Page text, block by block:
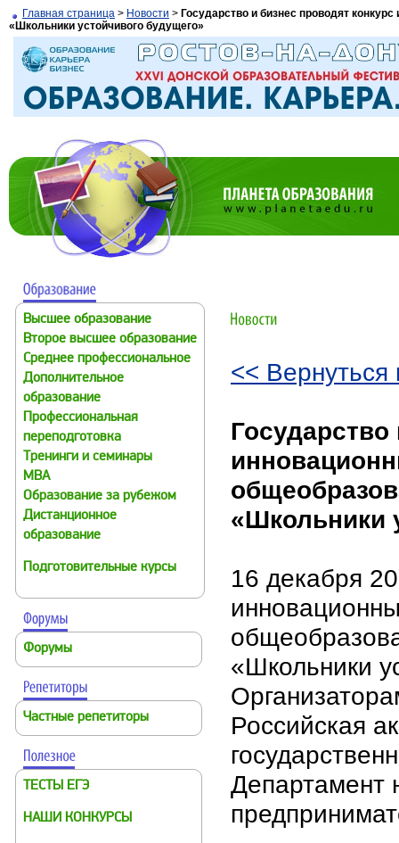
Главная страница > Новости > Государство и бизнес проводят
«Школьники устойчивого будущего»
Высшее образование
Второе высшее образование
Среднее профессиональное
Дополнительное
образование
Профессиональная
переподготовка
Тренинги и семинары
MBA
Образование за рубежом
Дистанционное
образование
Подготовительные курсы
Форумы
Частные репетиторы
ТЕСТЫ ЕГЭ
НАШИ КОНКУРСЫ
<< Вернуться
«Школьники
16 декабря
«Школьники
Российская
Департамент